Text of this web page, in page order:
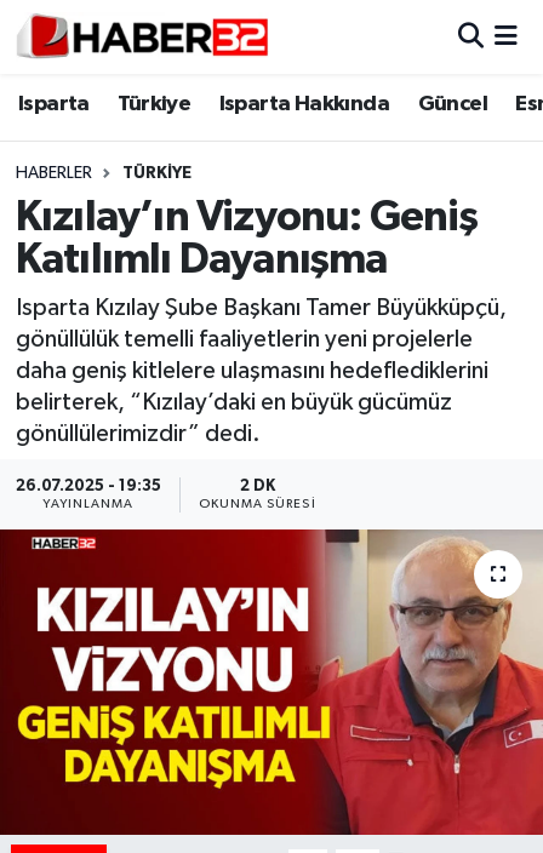
Isparta Türkiye Isparta Hakkında Güncel
HABERLER TÜRKİYE
Kızılay’ın Vizyonu: Geniş
Katılımlı Dayanışma
Isparta Kızılay Şube Başkanı Tamer Büyükküpçü,
gönüllülük temelli faaliyetlerin yeni projelerle
daha geniş kitlelere ulaşmasını hedeflediklerini
belirterek, “Kızılay’daki en büyük gücümüz
gönüllülerimizdir” dedi.
26.07.2025 - 19:35
YAYINLANMA
2 DK
OKUNMA SÜRESI
Isparta
Esnaf Diyor ki;
ASAYİŞ
BİLİM VE TEKNOLOJİ
EĞİTİM
HABERDE İNSAN
İlginç
KÜLTÜR SANAT
MAGAZİN
Oyun
Isparta Nöbetçi Eczaneler
Isparta Trafik Yoğunluk Haritası
Süper Lig Puan Durumu ve Fikstür
Tüm Manşetler
Son Dakika Haberleri